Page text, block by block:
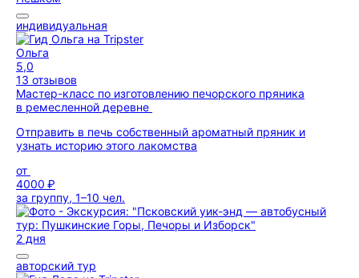
индивидуальная
Ольга
5,0
13 отзывов
Мастер-класс по изготовлению печорского пряника
в ремесленной деревне
Отправить в печь собственный ароматный пряник и
узнать историю этого лакомства
от
4000 ₽
за группу, 1–10 чел.
2 дня
авторский тур